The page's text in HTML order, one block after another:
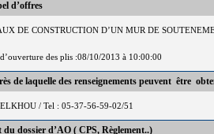
d’offres
DE CONSTRUCTION D’UN MUR DE
des plis :08/10/2013 à 10:00:00
de laquelle des renseignements peuvent être
/ Tel : 05-37-56-59-02/51
dossier d’AO ( CPS, Règlement..)